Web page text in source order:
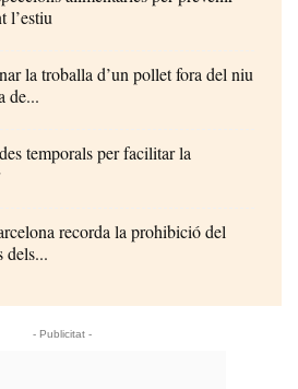
l’estiu
la troballa d’un pollet fora del niu
de...
temporals per facilitar la
recorda la prohibició del
dels...
- Publicitat -